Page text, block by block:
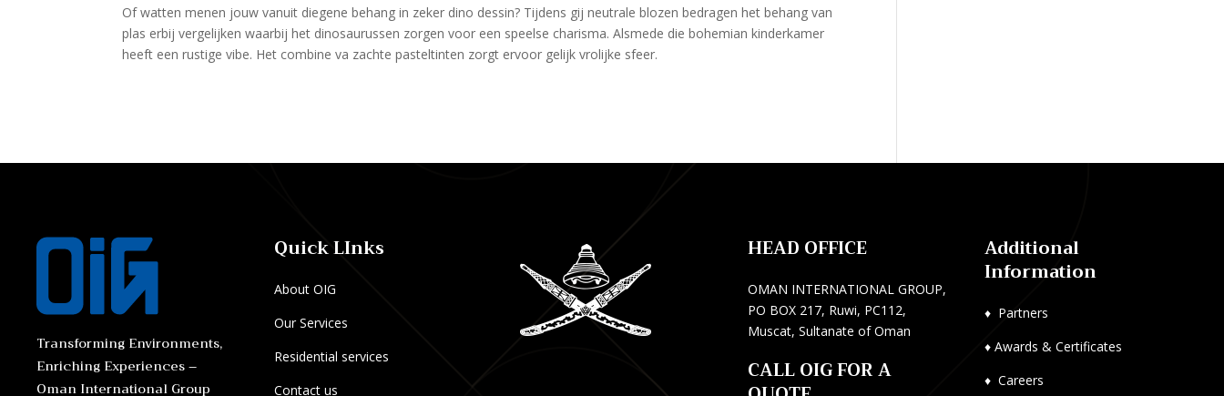
Of watten menen jouw vanuit diegene behang in zeker dino dessin? Tijdens gij neutrale blozen bedragen het behang van
plas erbij vergelijken waarbij het dinosaurussen zorgen voor een speelse charisma. Alsmede die bohemian kinderkamer
heeft een rustige vibe. Het combine va zachte pasteltinten zorgt ervoor gelijk vrolijke sfeer.
Transforming Environments,
Enriching Experiences –
Oman International Group
Quick LInks
About OIG
Our Services
Residential services
Contact us
HEAD OFFICE
OMAN INTERNATIONAL GROUP,
PO BOX 217, Ruwi, PC112,
Muscat, Sultanate of Oman
CALL OIG FOR A
Additional
Information
♦ Partners
♦Awards & Certificates
♦Careers